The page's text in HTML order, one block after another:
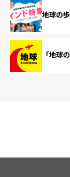
地球の
「地球